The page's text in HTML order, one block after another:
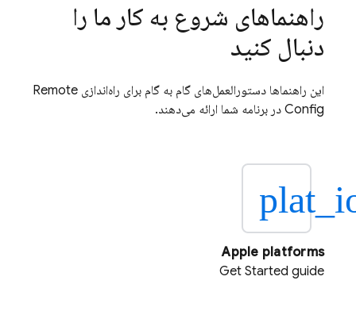
راهنماهای شروع به کار ما را
دنبال کنید
این راهنماها دستورالعمل‌های گام به گام برای راه‌اندازی Remote
Config در برنامه شما ارائه می‌دهند.
Apple platforms
Get Started guide